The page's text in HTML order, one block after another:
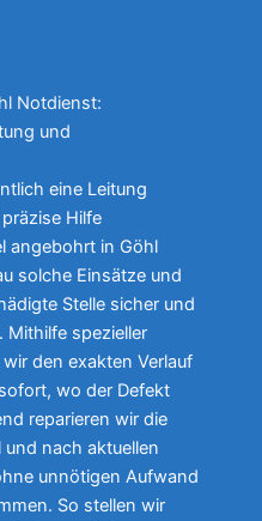
Notdienst:
und
eine Leitung
Hilfe
angebohrt in Göhl
solche Einsätze und
Stelle sicher und
Mithilfe spezieller
den exakten Verlauf
wo der Defekt
reparieren wir die
nach aktuellen
unnötigen Aufwand
So stellen wir